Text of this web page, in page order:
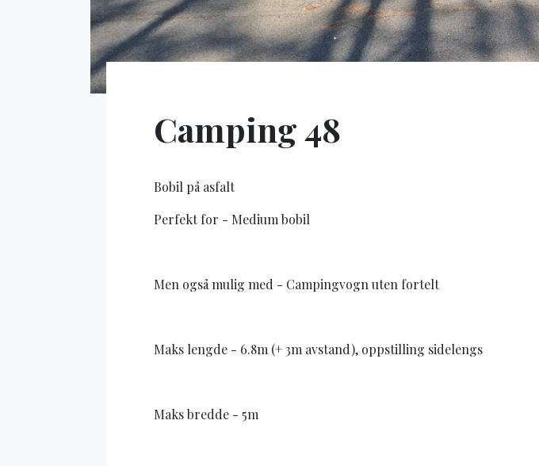
Camping 48
Bobil på asfalt
Perfekt for - Medium bobil
Men også mulig med - Campingvogn uten fortelt
Maks lengde - 6.8m (+ 3m avstand), oppstilling sidelengs
Maks bredde - 5m